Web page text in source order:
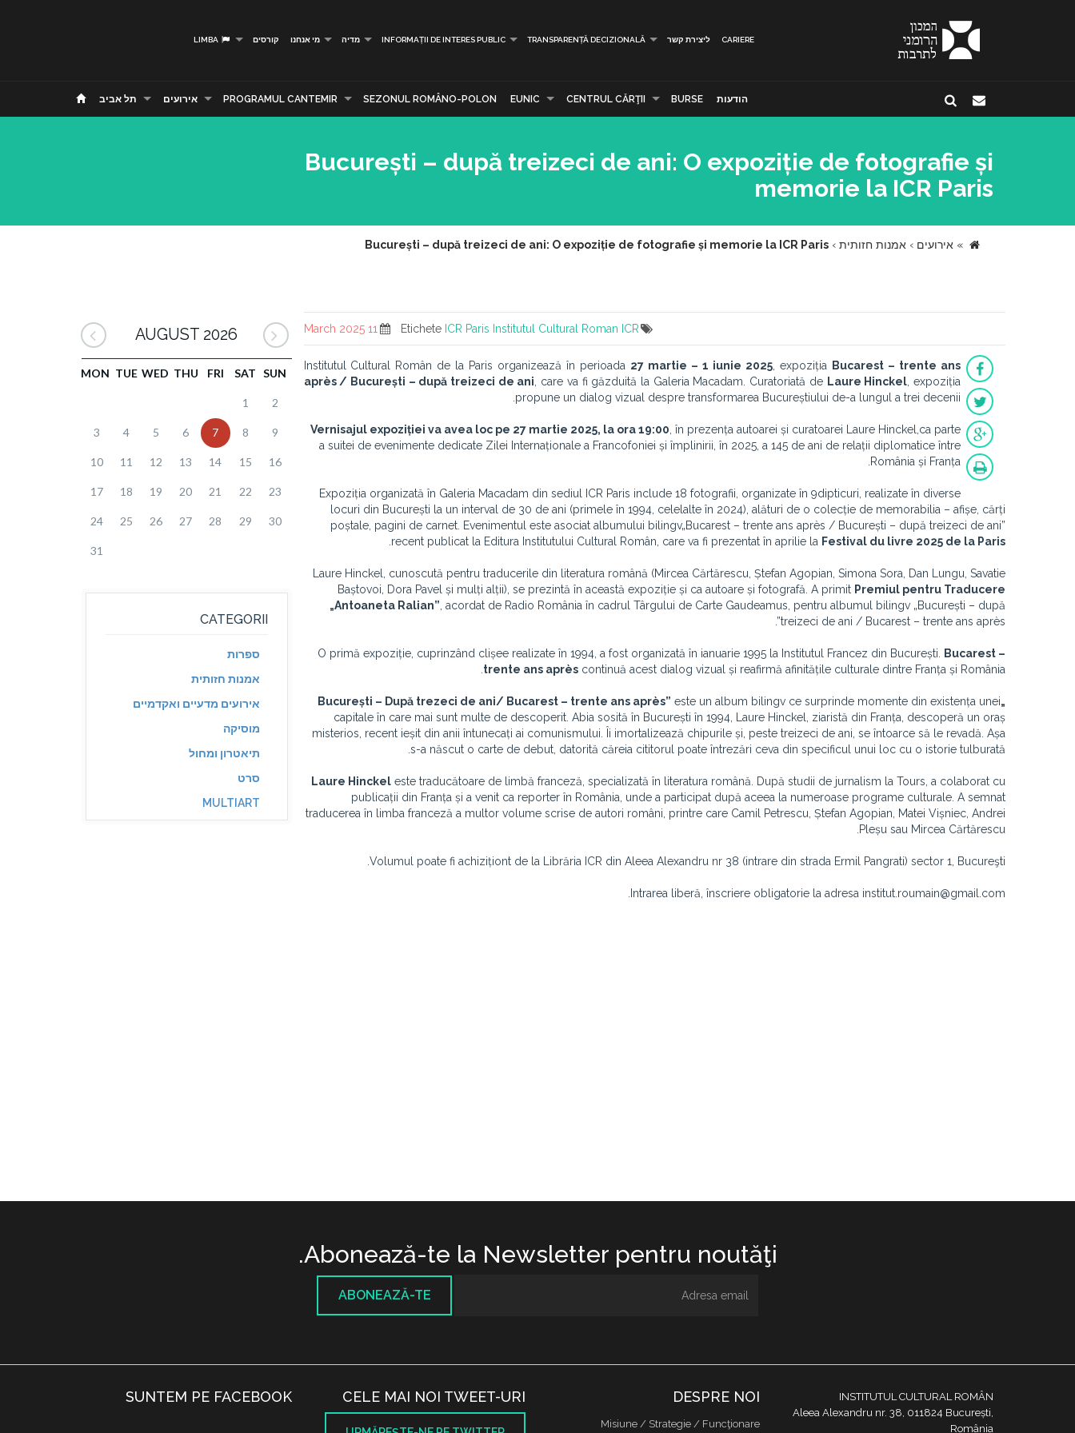
קורסים מי אנחנו מדיה INFORMAȚII DE INTERES PUBLIC TRANSPARENȚĂ DECIZIONALĂ ליצירת קשר CARIERE
תל אביב אירועים PROGRAMUL CANTEMIR SEZONUL ROMÂNO-POLON EUNIC CENTRUL CĂRŢII BURSE הודעות
București – după treizeci de ani: O expoziție de fotografie și
memorie la ICR Paris
» אירועים › אמנות חזותית ›
București – după treizeci de ani: O expoziție de fotografie și memorie la ICR Paris
11 March 2025 Etichete ICR Paris Institutul Cultural Roman ICR
Institutul Cultural Român de la Paris organizează în perioada 27 martie – 1 iunie 2025 , expoziția
Bucarest – trente ans
après / București – după treizeci de ani , care va fi găzduită la Galeria Macadam. Curatoriată de Laure Hinckel , expoziția
propune un dialog vizual despre transformarea Bucureștiului de-a lungul a trei decenii.
Vernisajul expoziției va avea loc pe 27 martie 2025, la ora 19:00 , în prezența autoarei și curatoarei Laure Hinckel,ca parte
a suitei de evenimente dedicate Zilei Internaționale a Francofoniei și împlinirii, în 2025, a 145 de ani de relații diplomatice între
România și Franța.
Expoziția organizată în Galeria Macadam din sediul ICR Paris include 18 fotografii, organizate în 9dipticuri, realizate în diverse
locuri din București la un interval de 30 de ani (primele în 1994, celelalte în 2024), alături de o colecție de memorabilia – afișe, cărți
poștale, pagini de carnet. Evenimentul este asociat albumului bilingv„Bucarest – trente ans après / București – după treizeci de ani”
recent publicat la Editura Institutului Cultural Român, care va fi prezentat în aprilie la Festival du livre 2025 de la Paris
Laure Hinckel, cunoscută pentru traducerile din literatura română (Mircea Cărtărescu, Ștefan Agopian, Simona Sora, Dan Lungu, Savatie
Baștovoi, Dora Pavel și mulți alții), se prezintă în această expoziție și ca autoare și fotografă. A primit Premiul pentru Traducere
„Antoaneta Ralian” , acordat de Radio România în cadrul Târgului de Carte Gaudeamus, pentru albumul bilingv „București – după
treizeci de ani / Bucarest – trente ans après”.
O primă expoziție, cuprinzând clișee realizate în 1994, a fost organizată în ianuarie 1995 la Institutul Francez din București.
Bucarest –
trente ans après continuă acest dialog vizual și reafirmă afinitățile culturale dintre Franța și România.
„București – După trezeci de ani/ Bucarest – trente ans après”
este un album bilingv ce surprinde momente din existența unei
capitale în care mai sunt multe de descoperit. Abia sosită în București în 1994, Laure Hinckel, ziaristă din Franța, descoperă un oraș
misterios, recent ieșit din anii întunecați ai comunismului. Îi imortalizează chipurile și, peste treizeci de ani, se întoarce să le revadă. Așa
s-a născut o carte de debut, datorită căreia cititorul poate întrezări ceva din specificul unui loc cu o istorie tulburată.
Laure Hinckel este traducătoare de limbă franceză, specializată în literatura română. După studii de jurnalism la Tours, a colaborat cu
publicații din Franța și a venit ca reporter în România, unde a participat după aceea la numeroase programe culturale. A semnat
traducerea în limba franceză a multor volume scrise de autori români, printre care Camil Pe­trescu, Ștefan Agopian, Matei Vișniec, Andrei
Pleșu sau Mircea Cărtărescu.
Volumul poate fi achiziționt de la Librăria ICR din Aleea Alexandru nr 38 (intrare din strada Ermil Pangrati) sector 1, Bucureşti.
Intrarea liberă, înscriere obligatorie la adresa institut.roumain@gmail.com.
AUGUST 2026
MON TUE WED THU FRI SAT SUN
1 2
3 4 5 6 7 8 9
10 11 12 13 14 15 16
17 18 19 20 21 22 23
24 25 26 27 28 29 30
31
CATEGORII
ספרות
אמנות חזותית
אירועים מדעיים ואקדמיים
מוסיקה
תיאטרון ומחול
סרט
MULTIART
Abonează-te la Newsletter pentru noutăţi.
ABONEAZĂ-TE
INSTITUTUL CULTURAL ROMÂN
Aleea Alexandru nr. 38, 011824 București,
România
DESPRE NOI
Misiune / Strategie / Funcţionare
CELE MAI NOI TWEET-URI
SUNTEM PE FACEBOOK